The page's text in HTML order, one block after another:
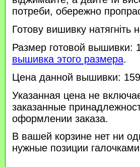
потреби, обережно
Готову вишивку натягніть
Размер готовой
вышивка этого размера.
Цена данной вышивки:
Указанная цена не
заказанные
оформлении заказа.
В вашей корзине нет ни
нужные позиции